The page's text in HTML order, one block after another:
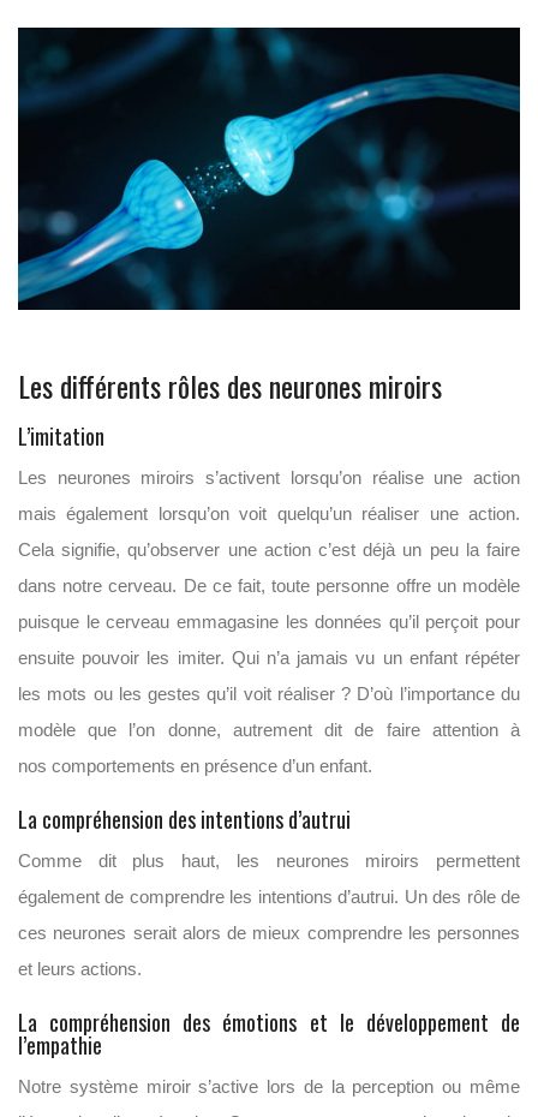
Les différents rôles des neurones miroirs
L’imitation
Les neurones miroirs s’activent lorsqu’on réalise une action
mais également lorsqu’on voit quelqu’un réaliser une action.
Cela signifie, qu’observer une action c’est déjà un peu la faire
dans notre cerveau. De ce fait, toute personne offre un modèle
puisque le cerveau emmagasine les données qu’il perçoit pour
ensuite pouvoir les imiter. Qui n’a jamais vu un enfant répéter
les mots ou les gestes qu’il voit réaliser ? D’où l’importance du
modèle que l’on donne, autrement dit de faire attention à
nos comportements en présence d’un enfant.
La compréhension des intentions d’autrui
Comme dit plus haut, les neurones miroirs permettent
également de comprendre les intentions d’autrui. Un des rôle de
ces neurones serait alors de mieux comprendre les personnes
et leurs actions.
La compréhension des émotions et le développement de
l’empathie
Notre système miroir s’active lors de la perception ou même